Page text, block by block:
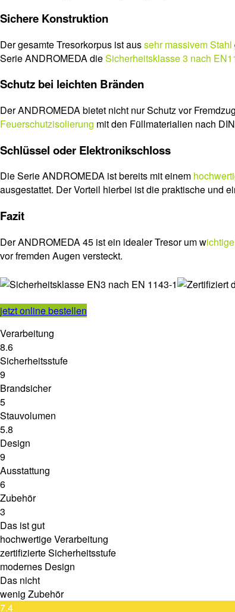
Sichere Konstruktion
Der gesamte Tresorkorpus ist aussehr massivem Stahl
Serie ANDROMEDA dieSicherheitsklasse 3 nach
Schutz bei leichten Bränden
Der ANDROMEDA bietet nicht nur Schutz vor
Feuerschutzisolierung mit den Füllmaterialien nach
Schlüssel oder Elektronikschloss
Die Serie ANDROMEDA ist bereits mit einem
ausgestattet. Der Vorteil hierbei ist die praktische und
Fazit
Der ANDROMEDA 45 ist ein idealer Tresor um w
vor fremden Augen versteckt.
jetzt online bestellen
Verarbeitung
8.6
Sicherheitsstufe
9
Brandsicher
5
Stauvolumen
5.8
Design
9
Ausstattung
6
Zubehör
3
Das ist gut
hochwertige Verarbeitung
zertifizierte Sicherheitsstufe
modernes Design
Das nicht
wenig Zubehör
7.4